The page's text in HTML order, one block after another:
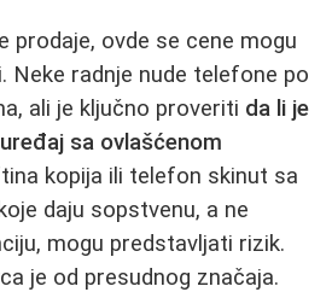
prodaje, ovde se cene mogu
Neke radnje nude telefone po
ali je ključno proveriti da li je
sa ovlašćenom
kopija ili telefon skinut sa
daju sopstvenu, a ne
mogu predstavljati rizik.
je od presudnog značaja.